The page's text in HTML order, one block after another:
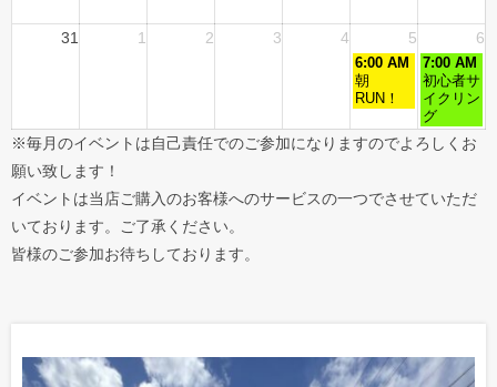
31 1 2 3 4 5 6
6:00 AM
朝
RUN！
7:00 AM
初心者サ
イクリン
グ
※毎月のイベントは自己責任でのご参加になりますのでよろしくお
願い致します！
イベントは当店ご購入のお客様へのサービスの一つでさせていただ
いております。ご了承ください。
皆様のご参加お待ちしております。